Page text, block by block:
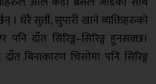
। धेरै सुर्ती, सुपारी खाने व्यक्तिहरुको
दाँत सिरिङ्ग–सिरिङ्ग हुनसक्छ।
बिनाकारण चिसोमा पनि सिरिङ्ग